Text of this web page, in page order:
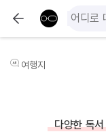
여행지
다양한 독